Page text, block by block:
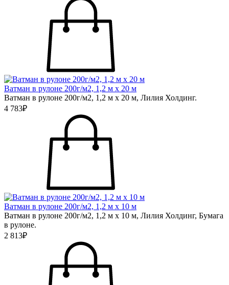
Ватман в рулоне 200г/м2, 1,2 м х 20 м
Ватман в рулоне 200г/м2, 1,2 м х 20 м, Лилия Холдинг.
4 783₽
Ватман в рулоне 200г/м2, 1,2 м х 10 м
Ватман в рулоне 200г/м2, 1,2 м х 10 м, Лилия Холдинг, Бумага
в рулоне.
2 813₽